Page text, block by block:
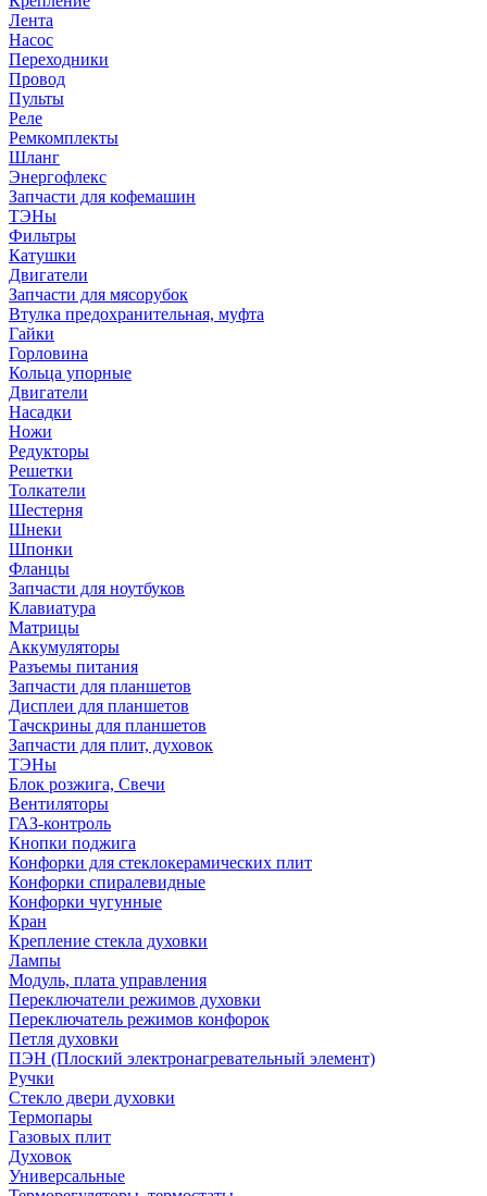
Лента
Насос
Переходники
Провод
Пульты
Реле
Ремкомплекты
Шланг
Энергофлекс
Запчасти для кофемашин
ТЭНы
Фильтры
Катушки
Двигатели
Запчасти для мясорубок
Втулка предохранительная, муфта
Гайки
Горловина
Кольца упорные
Двигатели
Насадки
Ножи
Редукторы
Решетки
Толкатели
Шестерня
Шнеки
Шпонки
Фланцы
Запчасти для ноутбуков
Клавиатура
Матрицы
Аккумуляторы
Разъемы питания
Запчасти для планшетов
Дисплеи для планшетов
Тачскрины для планшетов
Запчасти для плит, духовок
ТЭНы
Блок розжига, Свечи
Вентиляторы
ГАЗ-контроль
Кнопки поджига
Конфорки для стеклокерамических плит
Конфорки спиралевидные
Конфорки чугунные
Кран
Крепление стекла духовки
Лампы
Модуль, плата управления
Переключатели режимов духовки
Переключатель режимов конфорок
Петля духовки
ПЭН (Плоский электронагревательный элемент)
Ручки
Стекло двери духовки
Термопары
Газовых плит
Духовок
Универсальные